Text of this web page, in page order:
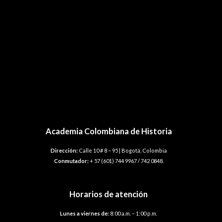
Academia Colombiana de Historia
Dirección:Calle 10 # 8 – 95 | Bogotá, Colombia
Conmutador:+ 57 (601) 744 9967 / 742 0848.
Horarios de atención
Lunes a viernes de: 8:00 a.m. – 1:00 p.m.